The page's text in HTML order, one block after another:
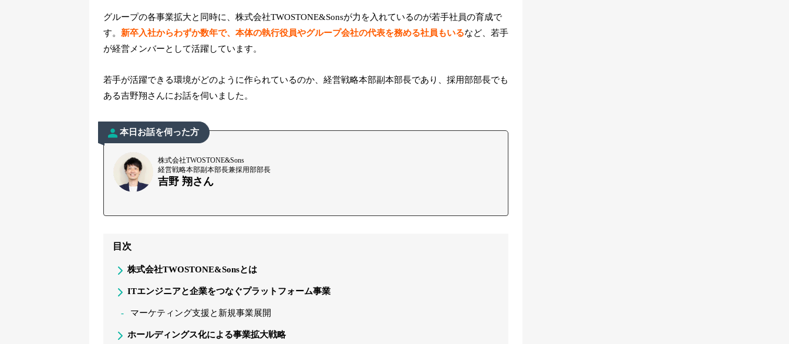
グループの各事業拡大と同時に、株式会社TWOSTONE&Sonsが力を入れているのが若手社員の育成で
す。 新卒入社からわずか数年で、本体の執行役員やグループ会社の代表を務める社員もいるなど、若手
が経営メンバーとして活躍しています。
若手が活躍できる環境がどのように作られているのか、経営戦略本部副本部長であり、採用部部長でも
ある吉野翔さんにお話を伺いました。
本日お話を伺った方
株式会社TWOSTONE&Sons
経営戦略本部副本部長兼採用部部長
吉野 翔さん
目次
株式会社TWOSTONE&Sonsとは
ITエンジニアと企業をつなぐプラットフォーム事業
マーケティング支援と新規事業展開
ホールディングス化による事業拡大戦略